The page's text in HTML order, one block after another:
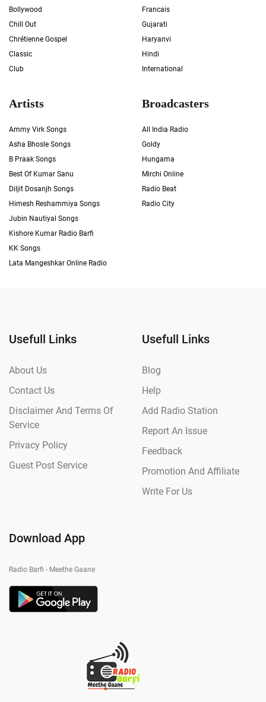
Bollywood
Chill Out
Chrétienne Gospel
Classic
Club
Francais
Gujarati
Haryanvi
Hindi
International
Artists
Ammy Virk Songs
Asha Bhosle Songs
B Praak Songs
Best Of Kumar Sanu
Diljit Dosanjh Songs
Himesh Reshammiya Songs
Jubin Nautiyal Songs
Kishore Kumar Radio Barfi
KK Songs
Lata Mangeshkar Online Radio
Broadcasters
All India Radio
Goldy
Hungama
Mirchi Online
Radio Beat
Radio City
Usefull Links
About Us
Contact Us
Disclaimer And Terms Of
Service
Privacy Policy
Guest Post Service
Usefull Links
Blog
Help
Add Radio Station
Report An Issue
Feedback
Promotion And Affiliate
Write For Us
Download App
Radio Barfi - Meethe Gaane